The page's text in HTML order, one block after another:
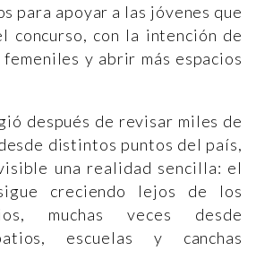
para apoyar a las jóvenes que
concurso, con la intención de
y abrir más espacios
después de revisar miles de
distintos puntos del país,
una realidad sencilla: el
creciendo lejos de los
muchas veces desde
escuelas y canchas